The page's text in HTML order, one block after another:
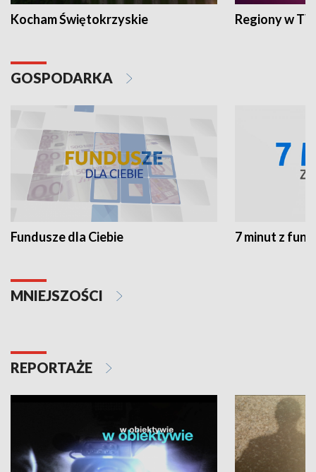
Kocham Świętokrzyskie Regiony w
GOSPODARKA
Fundusze dla Ciebie 7 minut z
MNIEJSZOŚCI
REPORTAŻE